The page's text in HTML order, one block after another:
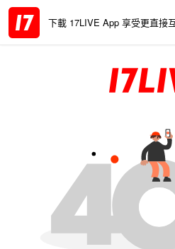
下載 17LIVE App 享受更直接